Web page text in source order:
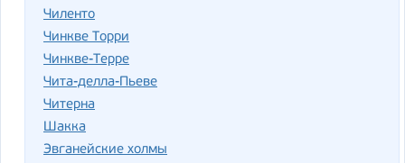
Чиленто
Чинкве Торри
Чинкве-Терре
Чита-делла-Пьеве
Читерна
Шакка
Эвганейские холмы